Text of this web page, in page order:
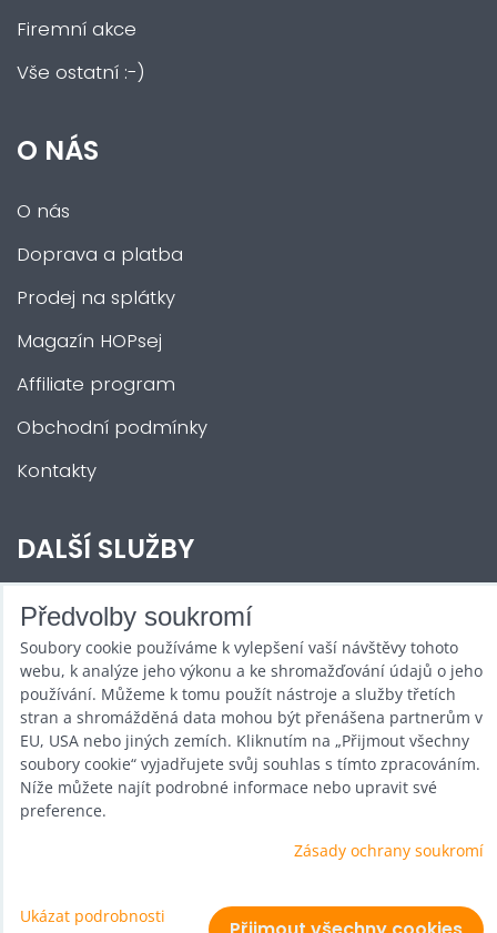
Firemní akce
Vše ostatní :-)
O NÁS
O nás
Doprava a platba
Prodej na splátky
Magazín HOPsej
Affiliate program
Obchodní podmínky
Kontakty
DALŠÍ SLUŽBY
Zábava na Vaši akci
Půjčovna
Promotéři
Kurzy a setkání
Velkoobchod
Nabídka práce
Předvolby soukromí Zásady ochrany soukromí
Předvolby soukromí
Soubory cookie používáme k vylepšení vaší návštěvy tohoto
webu, k analýze jeho výkonu a ke shromažďování údajů o jeho
používání. Můžeme k tomu použít nástroje a služby třetích
stran a shromážděná data mohou být přenášena partnerům v
EU, USA nebo jiných zemích. Kliknutím na „Přijmout všechny
soubory cookie“ vyjadřujete svůj souhlas s tímto zpracováním.
Níže můžete najít podrobné informace nebo upravit své
preference.
Zásady ochrany soukromí
Ukázat podrobnosti